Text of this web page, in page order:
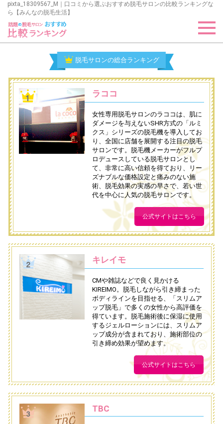
pixta_18309567_M｜口コミから選ぶおすすめ脱毛サロンの比較ランキングな
ら【みんなの脱毛生活】
脱毛サロンの総合ランキング
ラココ
女性専用脱毛サロンのラココは、肌に
ダメージを与えないSHR方式の「ルミ
クス」シリーズの脱毛機を導入してお
り、全国に店舗を展開する注目の脱毛
サロンです。脱毛機メーカーがフルプ
ロデュースしている脱毛サロンとし
て、非常に高い信頼を得ており、リー
ズナブルな価格設定と痛みのない施
術、脱毛効果の実感の早さで、若い世
代を中心に人気の脱毛サロンです。
公式サイトはこちら
キレイモ
CMや雑誌などで良く見かける
KIREIMO。脱毛しながら引き締まった
ボディラインを目指せる、「スリムア
ップ脱毛」で多くの女性から高評価を
得ています。脱毛施術後に保湿に使用
するジェルローションには、スリムア
ップ成分が含まれており、施術部位の
引き締め効果が望めます。
公式サイトはこちら
TBC